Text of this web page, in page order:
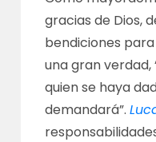
gracias de Dios,
bendiciones
una gran verdad,
quien se haya
demandará”.